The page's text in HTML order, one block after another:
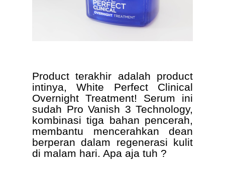
Product terakhir adalah product
intinya, White Perfect Clinical
Overnight Treatment! Serum ini
sudah Pro Vanish 3 Technology,
kombinasi tiga bahan pencerah,
membantu mencerahkan dean
berperan dalam regenerasi kulit
di malam hari. Apa aja tuh ?